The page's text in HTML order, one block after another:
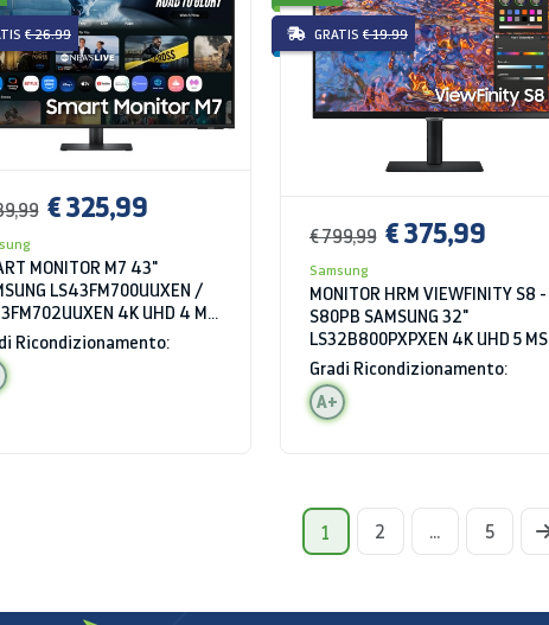
€ 26.99
€ 325,99
MONITOR M7 43"
LS43FM700UUXEN /
4K UHD 4 MS
HDMI HUB USB BLUETOOTH
Ricondizionamento:
GRATIS € 19.99
€ 799,99 € 375,99
Samsung
MONITOR HRM VIEWFINITY S8 -
S80PB SAMSUNG 32"
LS32B800PXPXEN 4K UHD 5 MS
60 HZ HDR HDMI HUB USB
Gradi Ricondizionamento:
A+
1 2 ... 5